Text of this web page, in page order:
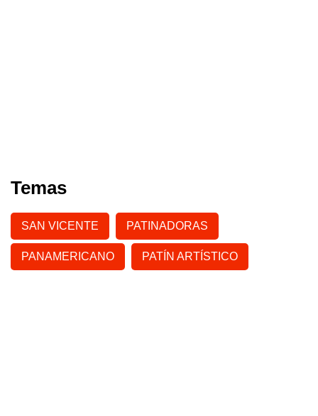
Temas
SAN VICENTE PATINADORAS
PANAMERICANO PATÍN ARTÍSTICO